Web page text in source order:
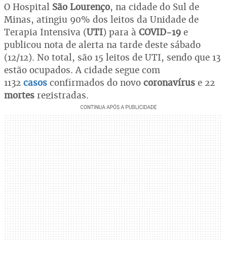
O Hospital São Lourenço, na cidade do Sul de
Minas, atingiu 90% dos leitos da Unidade de
Terapia Intensiva (UTI) para à COVID-19 e
publicou nota de alerta na tarde deste sábado
(12/12). No total, são 15 leitos de UTI, sendo que 13
estão ocupados. A cidade segue com
1132 casos confirmados do novo coronavírus e 22
mortes registradas.